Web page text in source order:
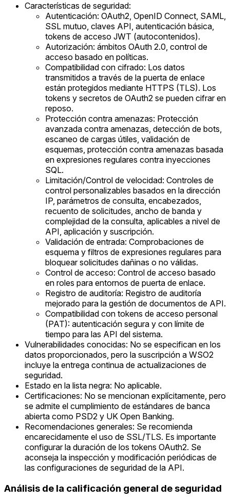
Características de seguridad:
Autenticación: OAuth2, OpenID Connect, SAML,
SSL mutuo, claves API, autenticación básica,
tokens de acceso JWT (autocontenidos).
Autorización: ámbitos OAuth 2.0, control de
acceso basado en políticas.
Compatibilidad con cifrado: Los datos
transmitidos a través de la puerta de enlace
están protegidos mediante HTTPS (TLS). Los
tokens y secretos de OAuth2 se pueden cifrar en
reposo.
Protección contra amenazas: Protección
avanzada contra amenazas, detección de bots,
escaneo de cargas útiles, validación de
esquemas, protección contra amenazas basada
en expresiones regulares contra inyecciones
SQL.
Limitación/Control de velocidad: Controles de
control personalizables basados en la dirección
IP, parámetros de consulta, encabezados,
recuento de solicitudes, ancho de banda y
complejidad de la consulta, aplicables a nivel de
API, aplicación y suscripción.
Validación de entrada: Comprobaciones de
esquema y filtros de expresiones regulares para
bloquear solicitudes dañinas o no válidas.
Control de acceso: Control de acceso basado
en roles para entornos de puerta de enlace.
Registro de auditoría: Registro de auditoría
mejorado para la gestión de documentos de API.
Compatibilidad con tokens de acceso personal
(PAT): autenticación segura y con límite de
tiempo para las API del sistema.
Vulnerabilidades conocidas: No se especifican en los
datos proporcionados, pero la suscripción a WSO2
incluye la entrega continua de actualizaciones de
seguridad.
Estado en la lista negra: No aplicable.
Certificaciones: No se mencionan explícitamente, pero
se admite el cumplimiento de estándares de banca
abierta como PSD2 y UK Open Banking.
Recomendaciones generales: Se recomienda
encarecidamente el uso de SSL/TLS. Es importante
configurar la duración de los tokens OAuth2. Se
aconseja la inspección y modificación periódicas de
las configuraciones de seguridad de la API.
Análisis de la calificación general de seguridad